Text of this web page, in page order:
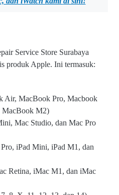
Service Store Surabaya
produk Apple. Ini termasuk:
Air, MacBook Pro, Macbook
MacBook M2)
Mac Studio, dan Mac Pro
iPad Mini, iPad M1, dan
Retina, iMac M1, dan iMac